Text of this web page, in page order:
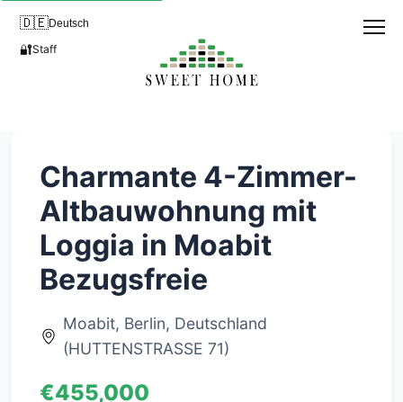
🇩🇪Deutsch
🔐Staff
Charmante 4-Zimmer-
Altbauwohnung mit
Loggia in Moabit
Bezugsfreie
Moabit, Berlin, Deutschland
(HUTTENSTRASSE 71)
€455,000